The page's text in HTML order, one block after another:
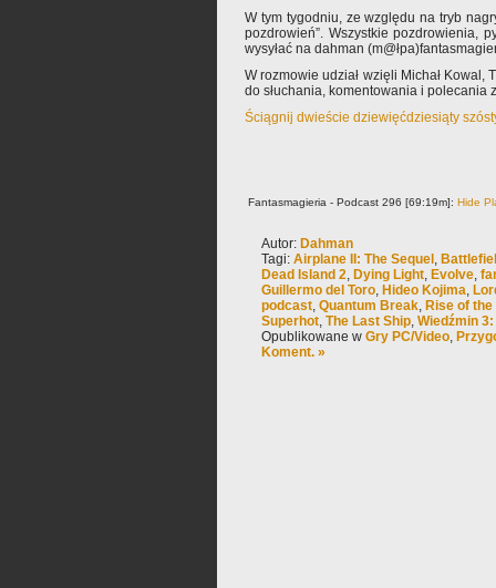
W tym tygodniu, ze względu na tryb
pozdrowień”. Wszystkie pozdrowienia,
wysyłać na dahman
W rozmowie udział wzięli Michał Kowal,
do słuchania, komentowania i polecania
Ściągnij dwieście dziewięćdziesiąty
Fantasmagieria - Podcast 296 [69:19m]: Hide
Autor: Dahman
Tagi: Airplane II: The Sequel ,
Dead Island 2, Dying Light, Evolve,
Guillermo del Toro, Hideo Kojima,
podcast, Quantum Break, Rise of
Superhot, The Last Ship, Wiedźmin
Opublikowane w Gry PC/Video,
Koment. »